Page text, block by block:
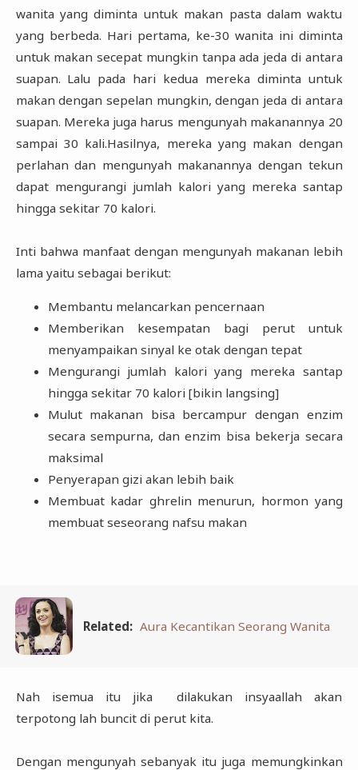
wanita yang diminta untuk makan pasta dalam waktu
yang berbeda. Hari pertama, ke-30 wanita ini diminta
untuk makan secepat mungkin tanpa ada jeda di antara
suapan. Lalu pada hari kedua mereka diminta untuk
makan dengan sepelan mungkin, dengan jeda di antara
suapan. Mereka juga harus mengunyah makanannya 20
sampai 30 kali.Hasilnya, mereka yang makan dengan
perlahan dan mengunyah makanannya dengan tekun
dapat mengurangi jumlah kalori yang mereka santap
hingga sekitar 70 kalori.
Inti bahwa manfaat dengan mengunyah makanan lebih
lama yaitu sebagai berikut:
Membantu melancarkan pencernaan
Memberikan kesempatan bagi perut untuk
menyampaikan sinyal ke otak dengan tepat
Mengurangi jumlah kalori yang mereka santap
hingga sekitar 70 kalori [bikin langsing]
Mulut makanan bisa bercampur dengan enzim
secara sempurna, dan enzim bisa bekerja secara
maksimal
Penyerapan gizi akan lebih baik
Membuat kadar ghrelin menurun, hormon yang
membuat seseorang nafsu makan
Related: Aura Kecantikan Seorang Wanita
Nah isemua itu jika dilakukan insyaallah akan
terpotong lah buncit di perut kita.
Dengan mengunyah sebanyak itu juga memungkinkan